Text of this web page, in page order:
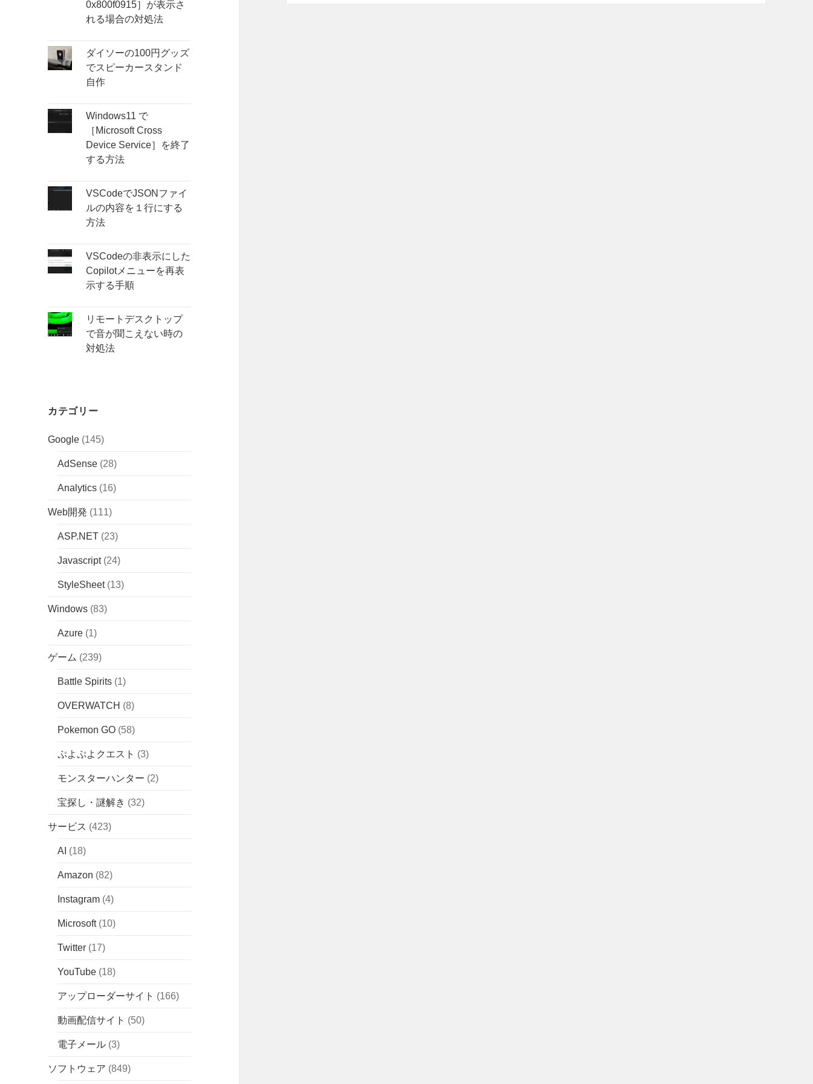
0x800f0915］が表示さ
れる場合の対処法
ダイソーの100円グッズ
でスピーカースタンド
自作
Windows11 で
［Microsoft Cross
Device Service］を終了
する方法
VSCodeでJSONファイ
ルの内容を１行にする
方法
VSCodeの非表示にした
Copilotメニューを再表
示する手順
リモートデスクトップ
で音が聞こえない時の
対処法
カテゴリー
Google (145)
AdSense (28)
Analytics (16)
Web開発 (111)
ASP.NET (23)
Javascript(24)
StyleSheet(13)
Windows (83)
Azure (1)
ゲーム (239)
Battle Spirits (1)
OVERWATCH (8)
Pokemon GO (58)
ぷよぷよクエスト (3)
モンスターハンター (2)
宝探し・謎解き (32)
サービス (423)
AI (18)
Amazon (82)
Instagram (4)
Microsoft(10)
Twitter (17)
YouTube (18)
アップローダーサイト (166)
動画配信サイト (50)
電子メール (3)
ソフトウェア (849)